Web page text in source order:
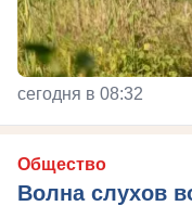
сегодня в 08:32
Общество
Волна слухов